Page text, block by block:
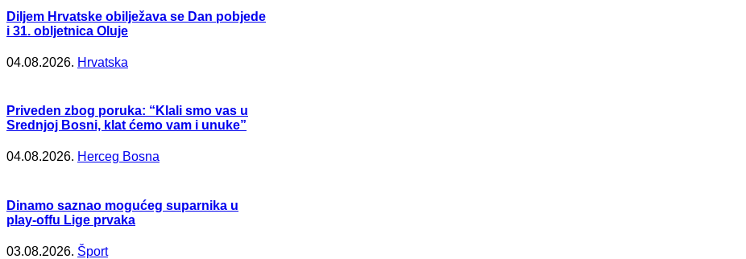
Diljem Hrvatske obilježava se Dan pobjede
i 31. obljetnica Oluje
04.08.2026. Hrvatska
Priveden zbog poruka: “Klali smo vas u
Srednjoj Bosni, klat ćemo vam i unuke”
04.08.2026. Herceg Bosna
Dinamo saznao mogućeg suparnika u
play-offu Lige prvaka
03.08.2026. Šport